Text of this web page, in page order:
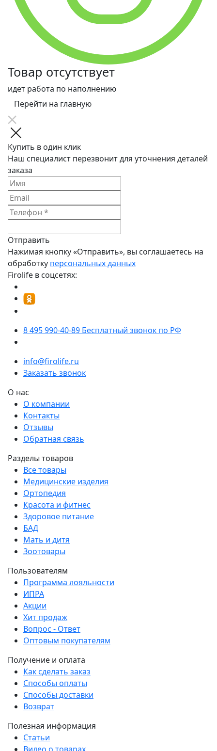
Товар отсутствует
идет работа по наполнению
Перейти на главную
Купить в один клик
Наш специалист перезвонит для уточнения деталей
заказа
Отправить
Нажимая кнопку «Отправить», вы соглашаетесь на
обработку персональных данных
Firolife в соцсетях:
8 495 990-40-89 Бесплатный звонок по РФ
info@firolife.ru
Заказать звонок
О нас
О компании
Контакты
Отзывы
Обратная связь
Разделы товаров
Все товары
Медицинские изделия
Ортопедия
Красота и фитнес
Здоровое питание
БАД
Мать и дитя
Зоотовары
Пользователям
Программа лояльности
ИПРА
Акции
Хит продаж
Вопрос - Ответ
Оптовым покупателям
Получение и оплата
Как сделать заказ
Способы оплаты
Способы доставки
Возврат
Полезная информация
Статьи